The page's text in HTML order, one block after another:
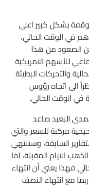
بشكل كبير اعلى
الاهم في الوقت الحالي،
الصعود من هذا
للأسهم الامريكية
والتحركات البطيئة
الى اتجاه رؤوس
في الوقت الحالي.
البعيد صاعد
مركبة للسعر والتي
السابقة، وستنتهي
الايام المقبلة، اما
فهذا يعني أن انتهاء
مع انتهاء النصف